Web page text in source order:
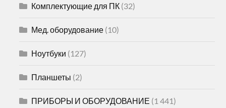
Комплектующие для ПК (32)
Мед. оборудование (10)
Ноутбуки (127)
Планшеты (2)
ПРИБОРЫ И ОБОРУДОВАНИЕ (1 441)